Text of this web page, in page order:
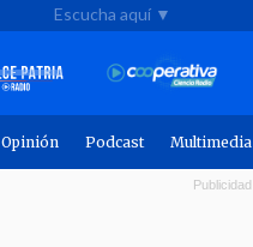
Escucha aquí ▼
Opinión Podcast Multimedia